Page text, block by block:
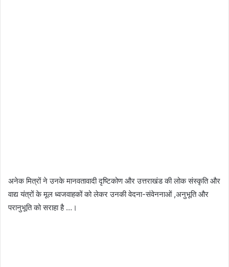
अनेक मित्रों ने उनके मानवतावादी दृष्टिकोण और उत्तराखंड की लोक संस्कृति और
वाद्य यंत्रों के मूल ध्वजवाहकों को लेकर उनकी वेदना-संवेननाओं ,अनुभूति और
परानुभूति को सराहा है …।